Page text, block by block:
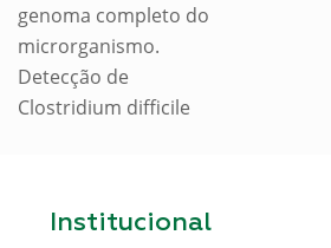
genoma completo do
microrganismo.
Detecção de
Clostridium difficile
Institucional